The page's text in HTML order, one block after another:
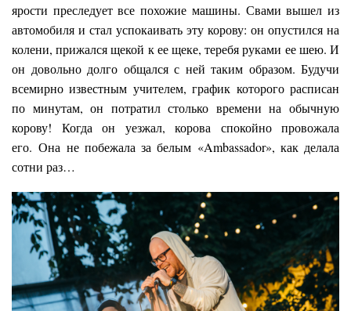
ярости преследует все похожие машины. Свами вышел из
автомобиля и стал успокаивать эту корову: он опустился на
колени, прижался щекой к ее щеке, теребя руками ее шею. И
он довольно долго общался с ней таким образом. Будучи
всемирно известным учителем, график которого расписан
по минутам, он потратил столько времени на обычную
корову! Когда он уезжал, корова спокойно провожала
его. Она не побежала за белым «Ambassador», как делала
сотни раз…